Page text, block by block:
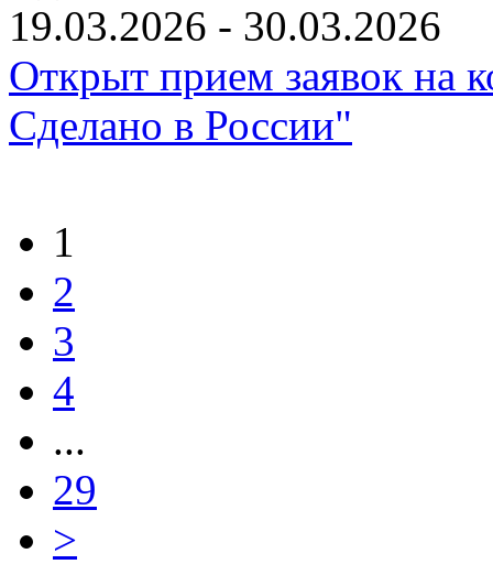
19.03.2026 - 30.03.2026
Открыт прием заявок на
Сделано в России"
1
2
3
4
...
29
>